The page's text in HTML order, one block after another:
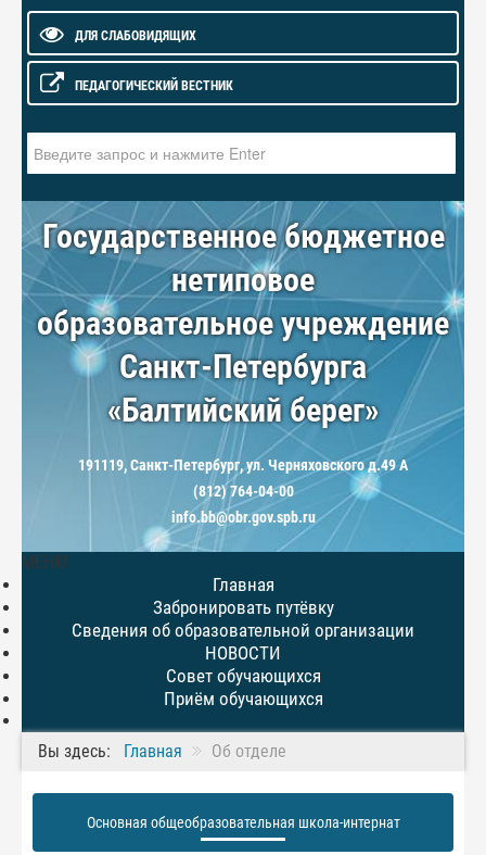
ДЛЯ СЛАБОВИДЯЩИХ
ПЕДАГОГИЧЕСКИЙ ВЕСТНИК
Государственное бюджетное
нетиповое
образовательное учреждение
Санкт-Петербурга
«Балтийский берег»
191119, Санкт-Петербург, ул. Черняховского д.49 А
(812) 764-04-00
info.bb@obr.gov.spb.ru
МЕНЮ
Главная
Забронировать путёвку
Сведения об образовательной организации
НОВОСТИ
Совет обучающихся
Приём обучающихся
Вы здесь: Главная Об отделе
Основная общеобразовательная школа-интернат